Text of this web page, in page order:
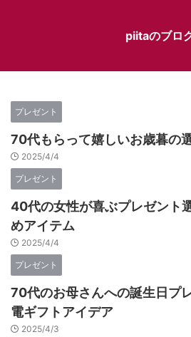
piitaのブロ
プレゼント
70代もらって嬉しいお歳暮の
2025/4/4
プレゼント
40代の女性が喜ぶプレゼント
めアイテム
2025/4/4
プレゼント
70代のお母さんへの誕生日プ
電ギフトアイデア
2025/4/3